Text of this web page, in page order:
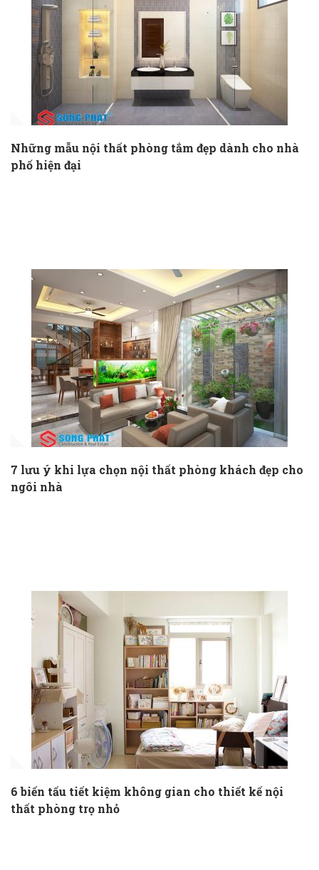
Những mẫu nội thất phòng tắm đẹp dành cho nhà
phố hiện đại
7 lưu ý khi lựa chọn nội thất phòng khách đẹp cho
ngôi nhà
6 biến tấu tiết kiệm không gian cho thiết kế nội
thất phòng trọ nhỏ